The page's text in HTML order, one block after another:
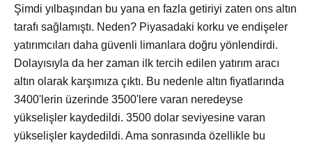
Şimdi yılbaşından bu yana en fazla getiriyi zaten ons altın
tarafı sağlamıştı. Neden? Piyasadaki korku ve endişeler
yatırımcıları daha güvenli limanlara doğru yönlendirdi.
Dolayısıyla da her zaman ilk tercih edilen yatırım aracı
altın olarak karşımıza çıktı. Bu nedenle altın fiyatlarında
3400'lerin üzerinde 3500'lere varan neredeyse
yükselişler kaydedildi. 3500 dolar seviyesine varan
yükselişler kaydedildi. Ama sonrasında özellikle bu